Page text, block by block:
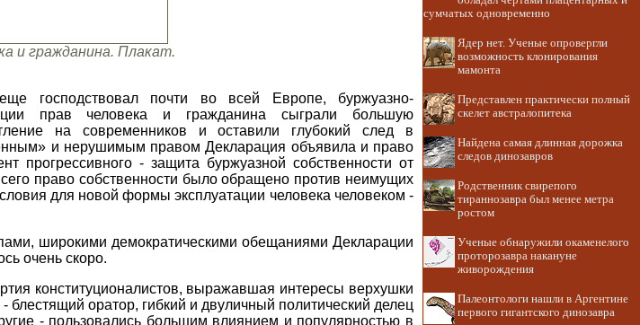
и гражданина. Плакат.
господствовал почти во всей Европе, буржуазно-
прав человека и гражданина сыграли большую
на современников и оставили глубокий след в
и нерушимым правом Декларация объявила и право
прогрессивного - защита буржуазной собственности от
право собственности было обращено против неимущих
для новой формы эксплуатации человека человеком -
широкими демократическими обещаниями Декларации
очень скоро.
конституционалистов, выражавшая интересы верхушки
оратор, гибкий и двуличный политический делец
- пользовались большим влиянием и популярностью в
сумчатых одновременно
Ядер нет. Ученые опровергли
возможность клонирования
мамонта
Представлен практически полный
скелет австралопитека
Найдена самая длинная дорожка
следов динозавров
Родственник свирепого
тираннозавра был менее метра
ростом
Ученые обнаружили окаменелого
проторозавра накануне
живорождения
Палеонтологи нашли в Аргентине
первого гигантского динозавра